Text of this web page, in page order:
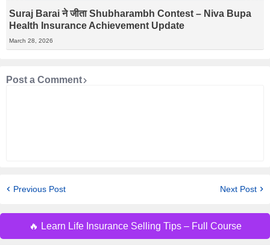
Suraj Barai ने जीता Shubharambh Contest – Niva Bupa
Health Insurance Achievement Update
March 28, 2026
Post a Comment
Previous Post Next Post
🔥 Learn Life Insurance Selling Tips – Full Course